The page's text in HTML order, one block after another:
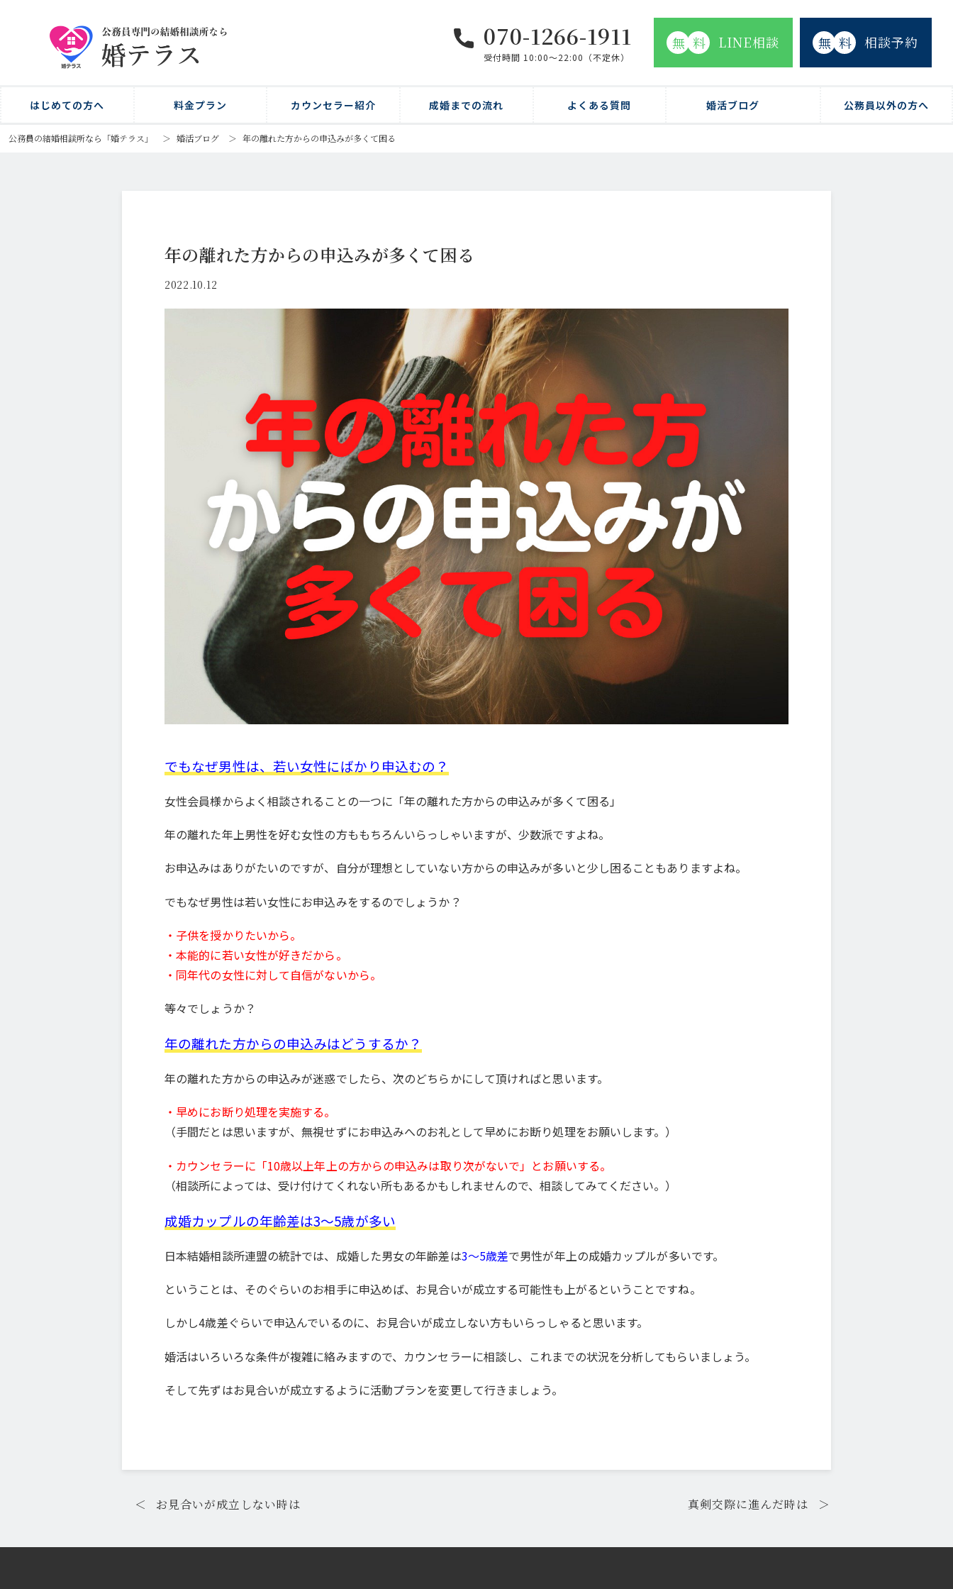
070-1266-1911
受付時間 10:00〜22:00（不定休）
LINE相談
無 料 相談予約
無 料
はじめての方へ 料金プラン カウンセラー紹介 成婚までの流れ よくある質問 婚活ブログ 公務員以外の方へ
公務員の結婚相談所なら「婚テラス」 ＞ 婚活ブログ ＞ 年の離れた方からの申込みが多くて困る
年の離れた方からの申込みが多くて困る
2022.10.12
でもなぜ男性は、若い女性にばかり申込むの？
女性会員様からよく相談されることの一つに「年の離れた方からの申込みが多くて困る」
年の離れた年上男性を好む女性の方ももちろんいらっしゃいますが、少数派ですよね。
お申込みはありがたいのですが、自分が理想としていない方からの申込みが多いと少し困ることもありますよね。
でもなぜ男性は若い女性にお申込みをするのでしょうか？
・子供を授かりたいから。
・本能的に若い女性が好きだから。
・同年代の女性に対して自信がないから。
等々でしょうか？
年の離れた方からの申込みはどうするか？
年の離れた方からの申込みが迷惑でしたら、次のどちらかにして頂ければと思います。
・早めにお断り処理を実施する。
（手間だとは思いますが、無視せずにお申込みへのお礼として早めにお断り処理をお願いします。）
・カウンセラーに「10歳以上年上の方からの申込みは取り次がないで」とお願いする。
（相談所によっては、受け付けてくれない所もあるかもしれませんので、相談してみてください。）
成婚カップルの年齢差は3～5歳が多い
日本結婚相談所連盟の統計では、成婚した男女の年齢差は3～5歳差で男性が年上の成婚カップルが多いです。
ということは、そのぐらいのお相手に申込めば、お見合いが成立する可能性も上がるということですね。
しかし4歳差ぐらいで申込んでいるのに、お見合いが成立しない方もいらっしゃると思います。
婚活はいろいろな条件が複雑に絡みますので、カウンセラーに相談し、これまでの状況を分析してもらいましょう。
そして先ずはお見合いが成立するように活動プランを変更して行きましょう。
＜ お見合いが成立しない時は 真剣交際に進んだ時は ＞